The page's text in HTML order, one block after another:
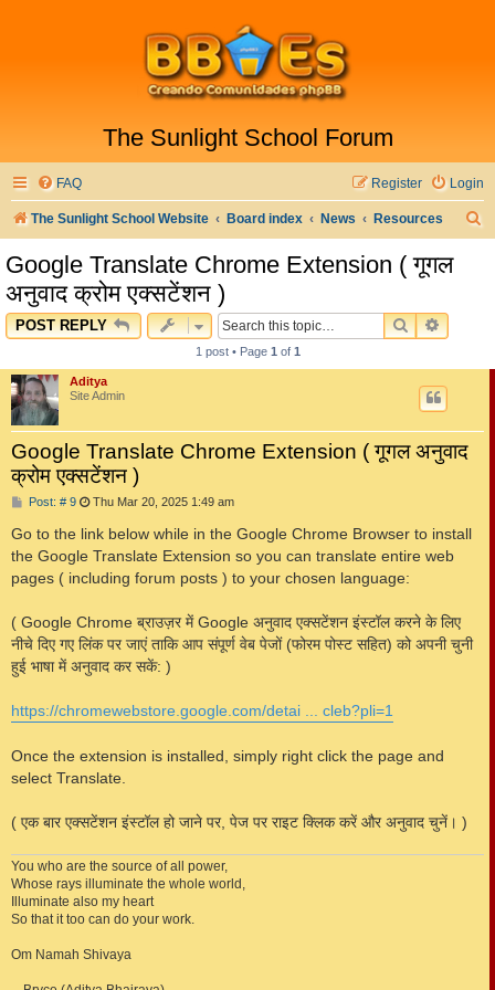
The Sunlight School Forum
FAQ Login
Register
The Sunlight School Website Board index News Resources
Google Translate Chrome Extension ( गूगल
अनुवाद क्रोम एक्सटेंशन )
POST REPLY SEARCH
1 post • Page 1 of 1
Aditya
Site Admin
Google Translate Chrome Extension ( गूगल अनुवाद
क्रोम एक्सटेंशन )
Post: # 9P
t
Thu Mar 20, 2025 1:49 am
Go to the link below while in the Google Chrome Browser to install
the Google Translate Extension so you can translate entire web
pages ( including forum posts ) to your chosen language:
( Google Chrome ब्राउज़र में Google अनुवाद एक्सटेंशन इंस्टॉल करने के लिए
नीचे दिए गए लिंक पर जाएं ताकि आप संपूर्ण वेब पेजों (फोरम पोस्ट सहित) को अपनी चुनी
हुई भाषा में अनुवाद कर सकें: )
https://chromewebstore.google.com/detai ... cleb?pli=1
Once the extension is installed, simply right click the page and
select Translate.
( एक बार एक्सटेंशन इंस्टॉल हो जाने पर, पेज पर राइट क्लिक करें और अनुवाद चुनें। )
You who are the source of all power,
Whose rays illuminate the whole world,
Illuminate also my heart
So that it too can do your work.
Om Namah Shivaya